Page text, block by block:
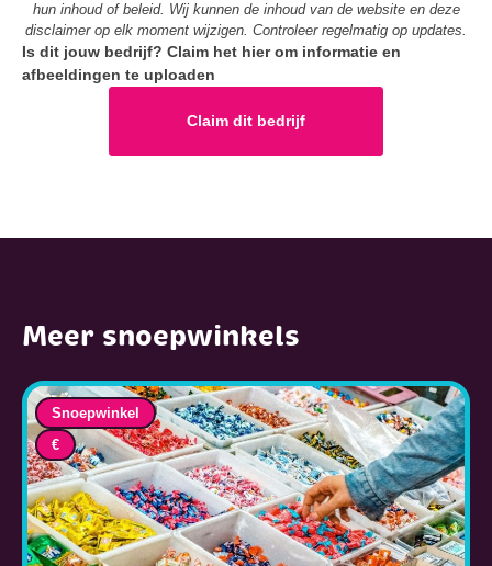
hun inhoud of beleid. Wij kunnen de inhoud van de website en deze
disclaimer op elk moment wijzigen. Controleer regelmatig op updates.
Is dit jouw bedrijf? Claim het hier om informatie en
afbeeldingen te uploaden
Claim dit bedrijf
Meer snoepwinkels
Snoepwinkel
€